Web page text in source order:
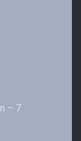
– 7